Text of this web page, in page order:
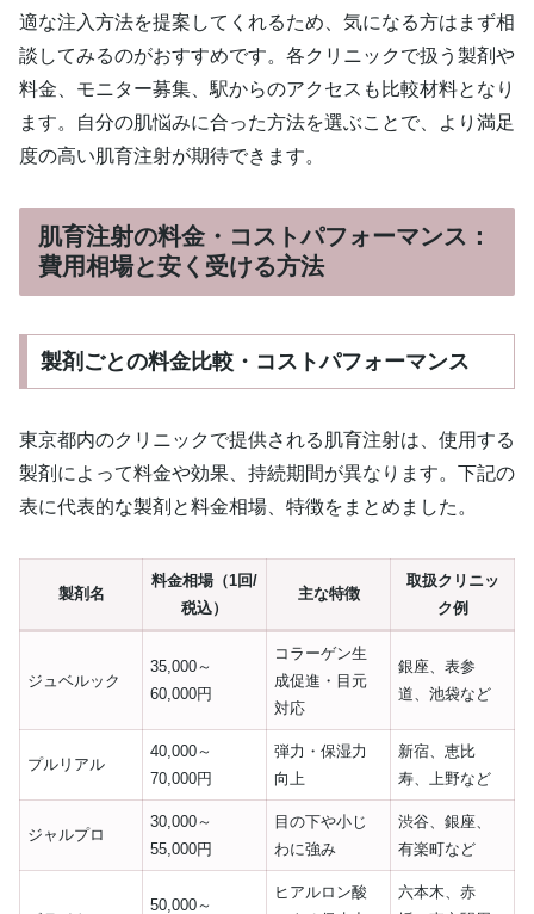
適な注入方法を提案してくれるため、気になる方はまず相
談してみるのがおすすめです。各クリニックで扱う製剤や
料金、モニター募集、駅からのアクセスも比較材料となり
ます。自分の肌悩みに合った方法を選ぶことで、より満足
度の高い肌育注射が期待できます。
肌育注射の料金・コストパフォーマンス：
費用相場と安く受ける方法
製剤ごとの料金比較・コストパフォーマンス
東京都内のクリニックで提供される肌育注射は、使用する
製剤によって料金や効果、持続期間が異なります。下記の
表に代表的な製剤と料金相場、特徴をまとめました。
製剤名
料金相場（1回/
税込）
主な特徴
取扱クリニッ
ク例
ジュベルック
35,000～
60,000円
コラーゲン生
成促進・目元
対応
銀座、表参
道、池袋など
プルリアル
40,000～
70,000円
弾力・保湿力
向上
新宿、恵比
寿、上野など
ジャルプロ
30,000～
55,000円
目の下や小じ
わに強み
渋谷、銀座、
有楽町など
50,000～
ヒアルロン酸
六本木、赤